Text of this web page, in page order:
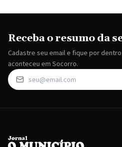
Receba o resumo da
Cadastre seu email e fique por
aconteceu em Socorro.